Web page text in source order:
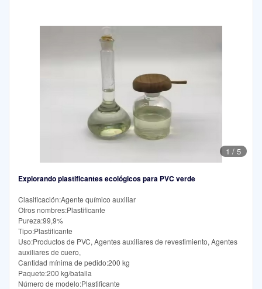
1 / 5
Explorando plastificantes ecológicos para PVC verde
Clasificación:Agente químico auxiliar
Otros nombres:Plastificante
Pureza:99,9%
Tipo:Plastificante
Uso:Productos de PVC, Agentes auxiliares de revestimiento, Agentes
auxiliares de cuero,
Cantidad mínima de pedido:200 kg
Paquete:200 kg/batalla
Número de modelo:Plastificante